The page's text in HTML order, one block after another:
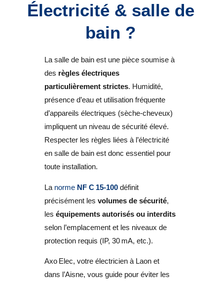
Électricité & salle de
bain ?
La salle de bain est une pièce soumise à
des règles électriques
particulièrement strictes. Humidité,
présence d’eau et utilisation fréquente
d’appareils électriques (sèche-cheveux)
impliquent un niveau de sécurité élevé.
Respecter les règles liées à l’électricité
en salle de bain est donc essentiel pour
toute installation.
La norme NF C 15‑100 définit
précisément les volumes de sécurité,
les équipements autorisés ou interdits
selon l’emplacement et les niveaux de
protection requis (IP, 30 mA, etc.).
Axo Elec, votre électricien à Laon et
dans l’Aisne, vous guide pour éviter les